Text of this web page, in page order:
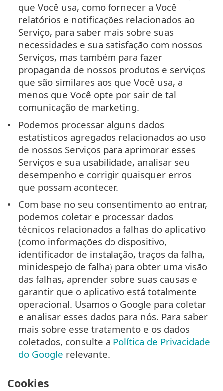
que Você usa, como fornecer a Você
relatórios e notificações relacionados ao
Serviço, para saber mais sobre suas
necessidades e sua satisfação com nossos
Serviços, mas também para fazer
propaganda de nossos produtos e serviços
que são similares aos que Você usa, a
menos que Você opte por sair de tal
comunicação de marketing.
Podemos processar alguns dados
estatísticos agregados relacionados ao uso
de nossos Serviços para aprimorar esses
Serviços e sua usabilidade, analisar seu
desempenho e corrigir quaisquer erros
que possam acontecer.
Com base no seu consentimento ao entrar,
podemos coletar e processar dados
técnicos relacionados a falhas do aplicativo
(como informações do dispositivo,
identificador de instalação, traços da falha,
minidespejo de falha) para obter uma visão
das falhas, aprender sobre suas causas e
garantir que o aplicativo está totalmente
operacional. Usamos o Google para coletar
e analisar esses dados para nós. Para saber
mais sobre esse tratamento e os dados
coletados, consulte a Política de Privacidade
do Google relevante.
Cookies